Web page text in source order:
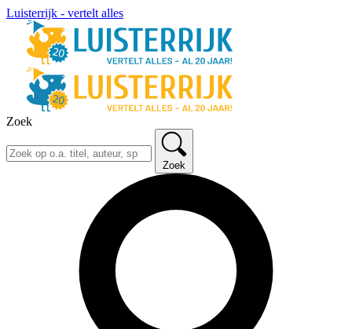
Luisterrijk - vertelt alles
Zoek
Zoek